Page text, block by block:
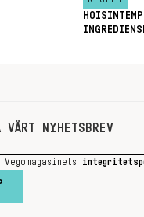
NYHETSBREV